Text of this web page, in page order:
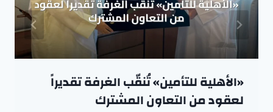
«الأهلية للتأمين» تُنقّب الغرفة تقديراً
لعقود من التعاون المشترك